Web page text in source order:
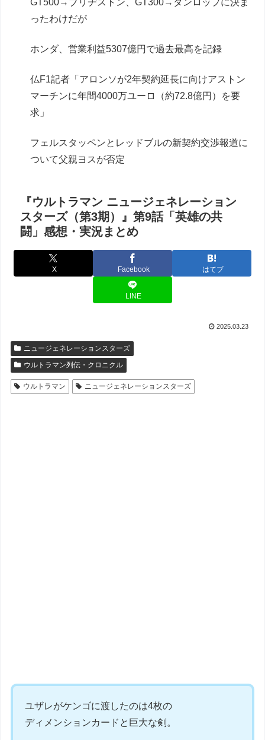
ったわけだが
ホンダ、営業利益5307億円で過去最高を記録
仏F1記者「アロンソが2年契約延長に向けアストン
マーチンに年間4000万ユーロ（約72.8億円）を要
求」
フェルスタッペンとレッドブルの新契約交渉報道に
ついて父親ヨスが否定
『ウルトラマン ニュージェネレーション
スターズ（第3期）』第9話「英雄の共
闘」感想・実況まとめ
X Facebook はてブ
LINE
2025.03.23
ニュージェネレーションスターズ
ウルトラマン列伝・クロニクル
ウルトラマン ニュージェネレーションスターズ
ユザレがケンゴに渡したのは4枚の
ディメンションカードと巨大な剣。